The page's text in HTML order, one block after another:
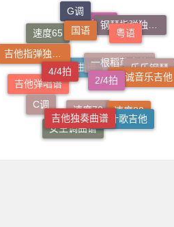
女生调曲谱
速度70
速度80
小叶歌吉他
吉他独奏曲谱
C调
吉他弹唱谱男生调曲谱
一根稻草吉他
乐乐钢琴
志诚音乐吉他
2/4拍
4/4拍
吉他指弹独奏谱
速度65 合唱曲谱
钢琴指弹独奏谱
粤语
国语
G调